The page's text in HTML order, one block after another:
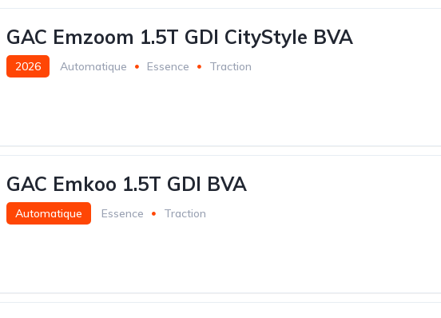
GAC Emzoom 1.5T GDI CityStyle BVA
2026 Automatique Essence Traction
GAC Emkoo 1.5T GDI BVA
Automatique Essence Traction